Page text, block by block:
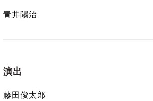
青井陽治
演出
藤田俊太郎